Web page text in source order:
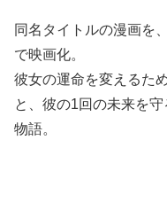
同名タイトルの漫画を
で映画化。
彼女の運命を変えるた
と、彼の1回の未来を
物語。